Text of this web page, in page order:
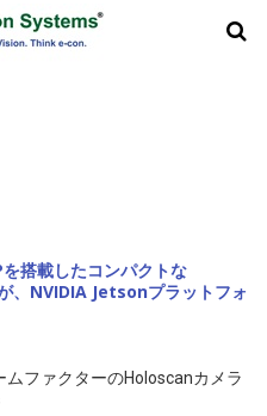
搭載したコンパクトな
、NVIDIA Jetsonプラットフォ
ファクターのHoloscanカメラ